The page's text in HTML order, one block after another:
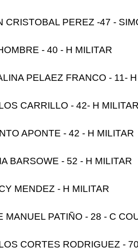
CRISTOBAL PEREZ -47 -
- 40 - H MILITAR
PELAEZ FRANCO - 11-
CARRILLO - 42- H
APONTE - 42 - H MILITAR
BARSOWE - 52 - H MILITAR
MENDEZ - H MILITAR
MANUEL PATIÑO - 28 - C
CORTES RODRIGUEZ -